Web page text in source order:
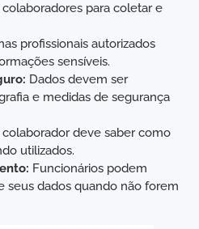
para coletar e
profissionais autorizados
sensíveis.
Dados devem ser
e medidas de segurança
colaborador deve saber como
utilizados.
Funcionários podem
seus dados quando não forem